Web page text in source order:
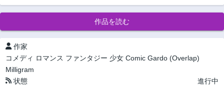
作品を読む
作家
コメディ ロマンス ファンタジー 少女 Comic Gardo (Overlap)
Milligram
状態
進行中